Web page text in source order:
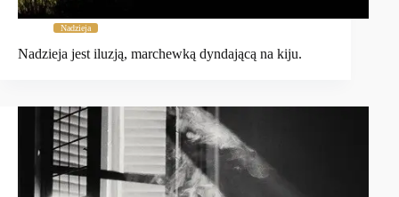
Nadzieja
Nadzieja jest iluzją, marchewką dyndającą na kiju.